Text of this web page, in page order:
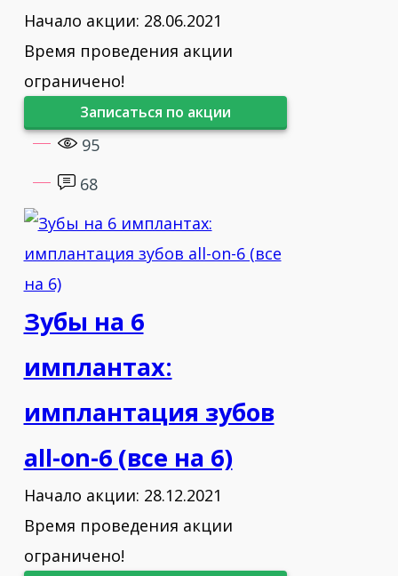
2013 - Astra Tech Day «Dental
Implantology Conference»
2014 - «Отбеливание зубов
инновационной системой 2-го
поколения KLOX Fast&Mild»
2014 - Astra Tech Day «for participation
in Astra Tech Day»
bone blocks augmentation in implant
техники в ежедневной
имплантологической практике»
2014 - «Функциональная диагностика
и инновационные технологии в
стоматологии»
Начало акции: 28.06.2021
Время проведения акции
ограничено!
Записаться по акции
95
68
Зубы на 6
имплантах:
имплантация зубов
all-on-6 (все на 6)
Начало акции: 28.12.2021
Время проведения акции
ограничено!